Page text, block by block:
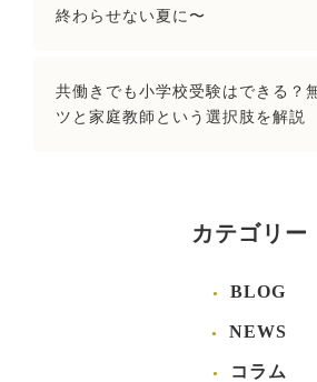
終わらせない夏に〜
共働きでも小学校受験はできる？
ツと家庭教師という選択肢を解説
カテゴリー
BLOG
NEWS
コラム